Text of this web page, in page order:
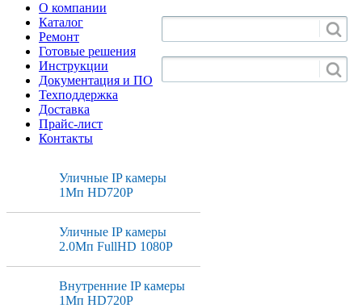
О компании
Каталог
Ремонт
Готовые решения
Инструкции
Документация и ПО
Техподдержка
Доставка
Прайс-лист
Контакты
Уличные IP камеры
1Мп HD720P
Уличные IP камеры
2.0Мп FullHD 1080P
Внутренние IP камеры
1Мп HD720P